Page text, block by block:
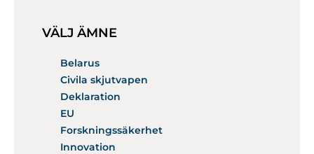
VÄLJ ÄMNE
Belarus
Civila skjutvapen
Deklaration
EU
Forskningssäkerhet
Innovation